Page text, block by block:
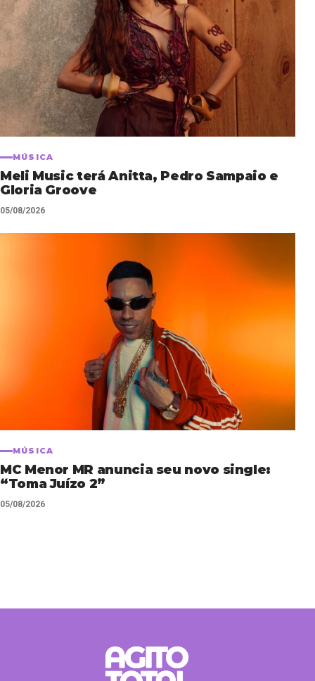
MÚSICA
Meli Music terá Anitta, Pedro Sampaio e
Gloria Groove
05/08/2026
MÚSICA
MC Menor MR anuncia seu novo single:
“Toma Juízo 2”
05/08/2026